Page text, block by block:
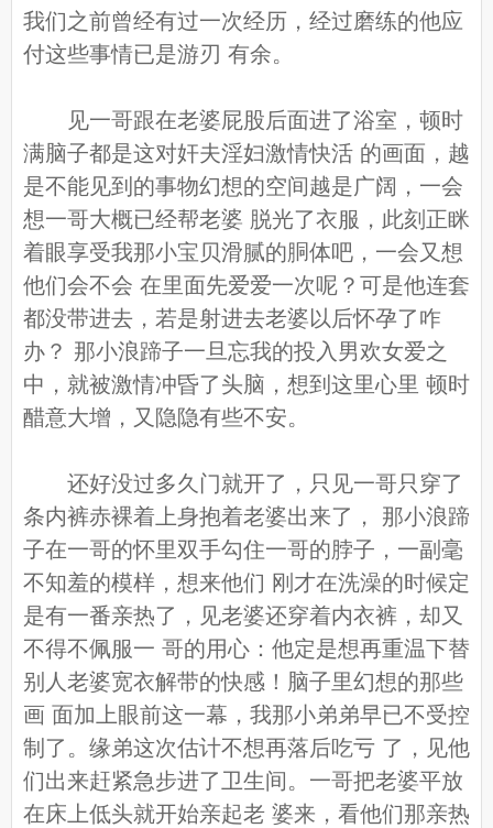
我们之前曾经有过一次经历，经过磨练的他应
付这些事情已是游刃 有余。
见一哥跟在老婆屁股后面进了浴室，顿时
满脑子都是这对奸夫淫妇激情快活 的画面，越
是不能见到的事物幻想的空间越是广阔，一会
想一哥大概已经帮老婆 脱光了衣服，此刻正眯
着眼享受我那小宝贝滑腻的胴体吧，一会又想
他们会不会 在里面先爱爱一次呢？可是他连套
都没带进去，若是射进去老婆以后怀孕了咋
办？ 那小浪蹄子一旦忘我的投入男欢女爱之
中，就被激情冲昏了头脑，想到这里心里 顿时
醋意大增，又隐隐有些不安。
还好没过多久门就开了，只见一哥只穿了
条内裤赤裸着上身抱着老婆出来了， 那小浪蹄
子在一哥的怀里双手勾住一哥的脖子，一副毫
不知羞的模样，想来他们 刚才在洗澡的时候定
是有一番亲热了，见老婆还穿着内衣裤，却又
不得不佩服一 哥的用心：他定是想再重温下替
别人老婆宽衣解带的快感！脑子里幻想的那些
画 面加上眼前这一幕，我那小弟弟早已不受控
制了。缘弟这次估计不想再落后吃亏 了，见他
们出来赶紧急步进了卫生间。一哥把老婆平放
在床上低头就开始亲起老 婆来，看他们那亲热